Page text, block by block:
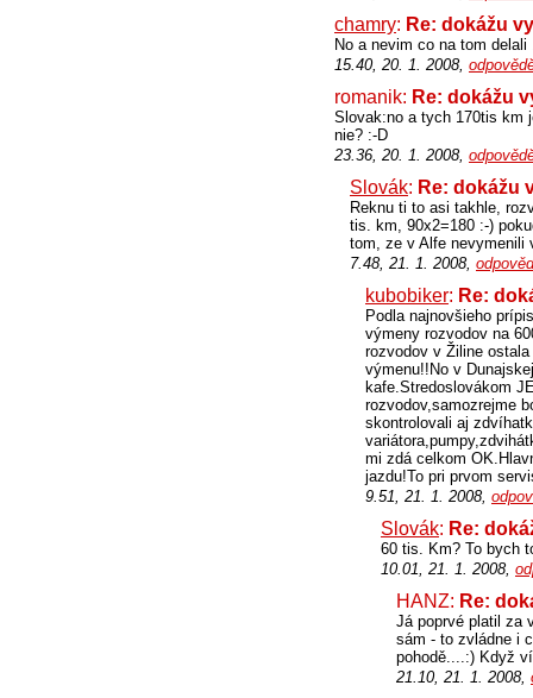
chamry: Re: dokážu
No a nevim co na tom
15.40, 20. 1. 2008,
romanik: Re: dokážu
Slovak:no a tych 170tis km
nie? :-D
23.36, 20. 1. 2008,
Slovák: Re: dokážu
Reknu ti to asi takhle,
tis. km, 90x2=180 :-)
tom, ze v Alfe nevymenili
7.48, 21. 1. 2008,
kubobiker: Re:
Podla najnovšieho
výmeny rozvodov na
rozvodov v Žiline
výmenu!!No v
kafe.Stredoslovákom
rozvodov,samozrejme
skontrolovali aj
mi zdá celkom
jazdu!To pri prvom
9.51, 21. 1. 2008,
Slovák: Re:
60 tis. Km? To bych
10.01, 21. 1. 2008,
HANZ: Re:
Já poprvé platil za
sám - to zvládne i
pohodě....:) Když
21.10, 21. 1. 2008,